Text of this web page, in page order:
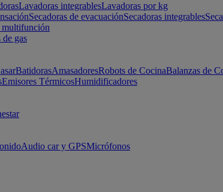
Lavadoras integrablesLavadoras por kg
Secadoras de evacuaciónSecadoras integrables
de gas
BatidorasAmasadoresRobots de CocinaBalanzas de
Emisores TérmicosHumidificadores
Audio car y GPSMicrófonos